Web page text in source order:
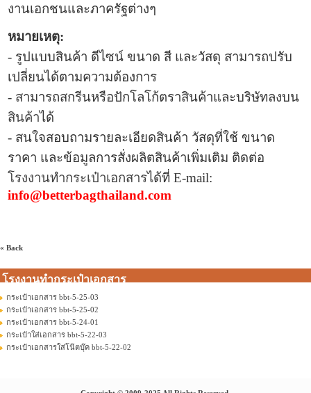
งานเอกชนและภาครัฐต่างๆ
หมายเหตุ:
- รูปแบบสินค้า ดีไซน์ ขนาด สี และวัสดุ สามารถปรับ
เปลี่ยนได้ตามความต้องการ
- สามารถสกรีนหรือปักโลโก้ตราสินค้าและบริษัทลงบน
สินค้าได้
- สนใจสอบถามรายละเอียดสินค้า วัสดุที่ใช้ ขนาด
ราคา และข้อมูลการสั่งผลิตสินค้าเพิ่มเติม ติดต่อ
โรงงานทำกระเป๋าเอกสารได้ที่E-mail:
info@betterbagthailand.com
« Back
โรงงานทำกระเป๋าเอกสาร
กระเป๋าเอกสาร bbt-5-25-03
กระเป๋าเอกสาร bbt-5-25-02
กระเป๋าเอกสาร bbt-5-24-01
กระเป๋าใส่เอกสาร bbt-5-22-03
กระเป๋าเอกสารใส่โน๊ตบุ๊ค bbt-5-22-02